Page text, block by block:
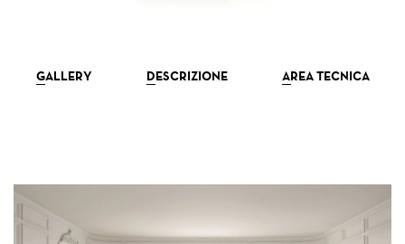
GALLERY DESCRIZIONE AREA TECNICA